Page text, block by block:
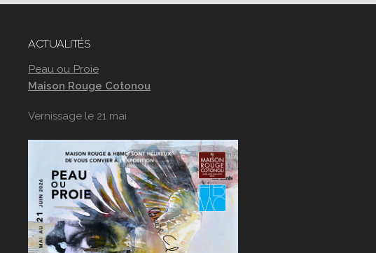
ACTUALITÉS
Peau ou Proie
Maison Rouge Cotonou
Vernissage le 21 mai